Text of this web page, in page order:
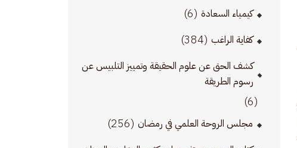
كيمياء السعادة (6)
كفاية الراغب (384)
كشف الحق عن علوم الحقيقة وتمييز التلبيس عن
رسوم الطريقة
(6)
مجلس الروحة العلمي في رمضان (256)